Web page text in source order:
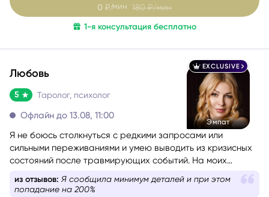
0 ₽/мин180 ₽/мин
1-я консультация бесплатно
EXCLUSIVE
Эмпат
Любовь
5 Таролог, психолог
Офлайн до 13.08, 11:00
Я не боюсь столкнуться с редкими запросами или
сильными переживаниями и умею выводить из кризисных
состояний после травмирующих событий. На моих
поддержку. Как психолог я помогаю с правильной
из отзывов: Я сообщила минимум деталей и при этом
попадание на 200%